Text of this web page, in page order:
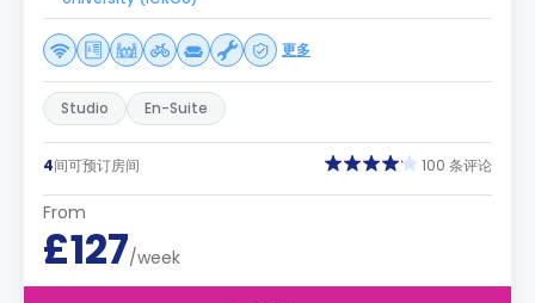
更多
Studio En-Suite
4间可预订房间 100 条评论
From
£127/week